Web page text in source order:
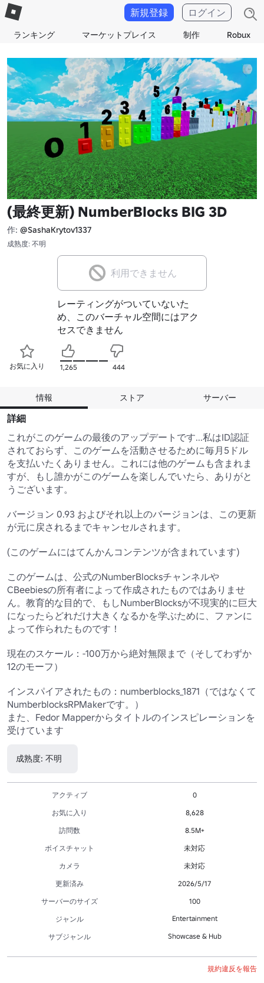
ランキング マーケットプレイス 制作 Robux
新規登録 ログイン
(最終更新) NumberBlocks BIG 3D
作: @SashaKrytov1337
成熟度: 不明
利用できません
レーティングがついていないた
め、このバーチャル空間にはアク
セスできません
お気に入り 1,265 444
情報 ストア サーバー
詳細
これがこのゲームの最後のアップデートです...私はID認証
されておらず、このゲームを活動させるために毎月5ドル
を支払いたくありません。これには他のゲームも含まれま
すが、もし誰かがこのゲームを楽しんでいたら、ありがと
うございます。
バージョン 0.93 およびそれ以上のバージョンは、この更新
が元に戻されるまでキャンセルされます。
(このゲームにはてんかんコンテンツが含まれています)
このゲームは、公式のNumberBlocksチャンネルや
CBeebiesの所有者によって作成されたものではありませ
ん。教育的な目的で、もしNumberBlocksが不現実的に巨大
になったらどれだけ大きくなるかを学ぶために、ファンに
よって作られたものです！
現在のスケール：-100万から絶対無限まで（そしてわずか
12のモーフ）
インスパイアされたもの：numberblocks_1871（ではなくて
NumberblocksRPMakerです。）
また、Fedor Mapperからタイトルのインスピレーションを
受けています
成熟度: 不明
アクティブ
0
お気に入り
8,628
訪問数
8.5M+
ボイスチャット
未対応
カメラ
未対応
更新済み
2026/5/17
サーバーのサイズ
100
ジャンル
Entertainment
サブジャンル Showcase & Hub
規約違反を報告